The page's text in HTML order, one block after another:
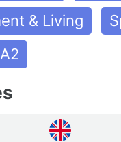
& Living
A2